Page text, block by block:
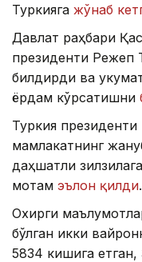
Туркияга жўнаб
Давлат раҳбари
президенти Режеп
билдирди ва
ёрдам кўрсатишни
Туркия
мамлакатнинг
даҳшатли
мотам эълон қилди.
Охирги
бўлган икки
5834 кишига